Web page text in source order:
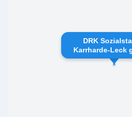
der sich jeder Gast
Gemeinschaft erleben und
DRK
Karrharde-Leck